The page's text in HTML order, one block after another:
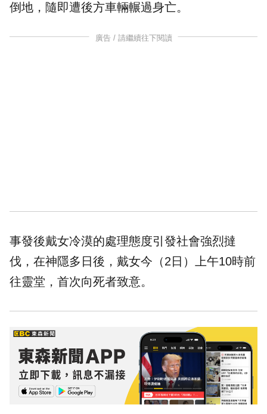
倒地，隨即遭後方車輛輾過身亡。
廣告 / 請繼續往下閱讀
事發後戴女冷漠的處理態度引發社會強烈撻
伐，在神隱多日後，戴女今（2日）上午10時前
往靈堂，首次向死者致意。